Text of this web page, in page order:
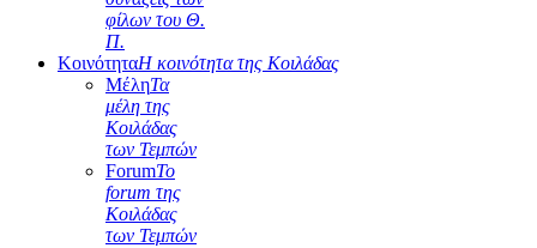
φίλων του Θ.
Π.
ΚοινότηταΗ κοινότητα της Κοιλάδας
ΜέληΤα
μέλη της
Κοιλάδας
των Τεμπών
ForumΤο
forum της
Κοιλάδας
των Τεμπών